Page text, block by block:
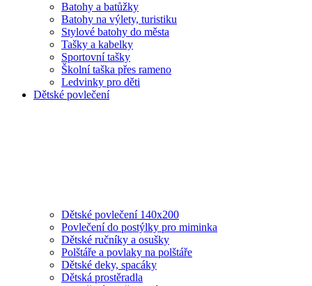
Batohy a batůžky
Batohy na výlety, turistiku
Stylové batohy do města
Tašky a kabelky
Sportovní tašky
Školní taška přes rameno
Ledvinky pro děti
Dětské povlečení
Dětské povlečení 140x200
Povlečení do postýlky pro miminka
Dětské ručníky a osušky
Polštáře a povlaky na polštáře
Dětské deky, spacáky
Dětská prostěradla